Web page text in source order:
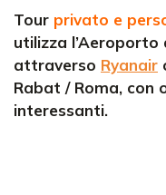
Tour privato e
utilizza l’Aeroporto
attraverso Ryanair
Rabat / Roma, con
interessanti.